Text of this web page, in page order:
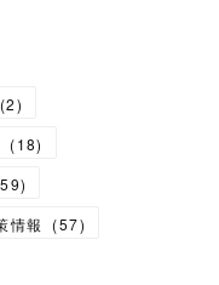
(2)
(18)
59)
情報 (57)